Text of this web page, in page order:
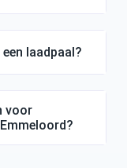
laadpaal?
voor